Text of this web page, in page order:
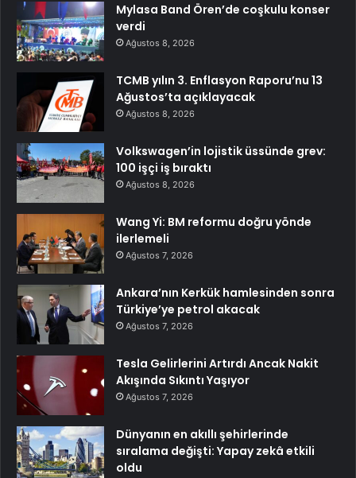
Mylasa Band Ören’de coşkulu konser
verdi
Ağustos 8, 2026
TCMB yılın 3. Enflasyon Raporu’nu 13
Ağustos’ta açıklayacak
Ağustos 8, 2026
Volkswagen’in lojistik üssünde grev:
100 işçi iş bıraktı
Ağustos 8, 2026
Wang Yi: BM reformu doğru yönde
ilerlemeli
Ağustos 7, 2026
Ankara’nın Kerkük hamlesinden sonra
Türkiye’ye petrol akacak
Ağustos 7, 2026
Tesla Gelirlerini Artırdı Ancak Nakit
Akışında Sıkıntı Yaşıyor
Ağustos 7, 2026
Dünyanın en akıllı şehirlerinde
sıralama değişti: Yapay zekâ etkili
oldu